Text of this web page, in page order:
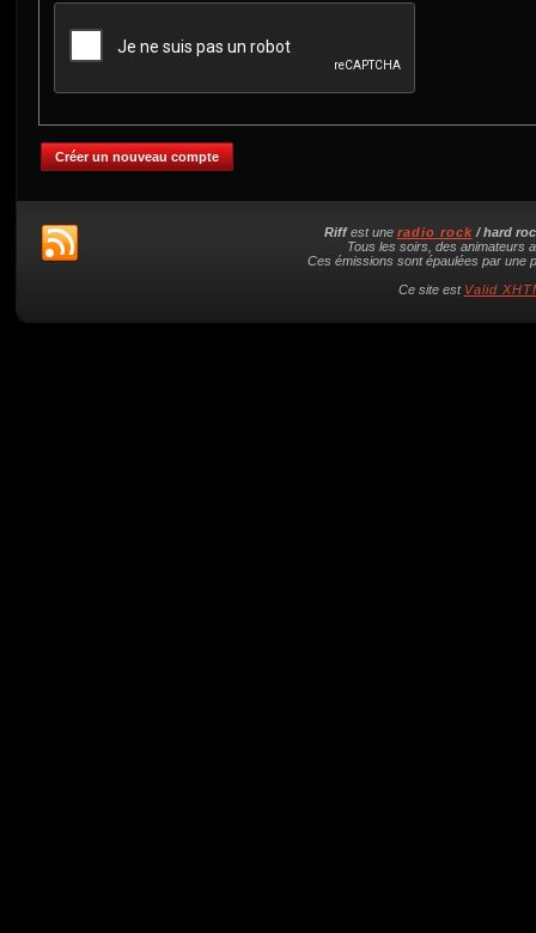
Riffest une radio rock/ hard
Tous les soirs, des animateurs
Ces émissions sont épaulées par une
Ce site est Valid